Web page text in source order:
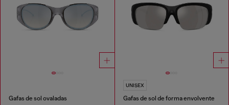
Gafas de sol ovaladas
UNISEX
Gafas de sol de forma envolvente